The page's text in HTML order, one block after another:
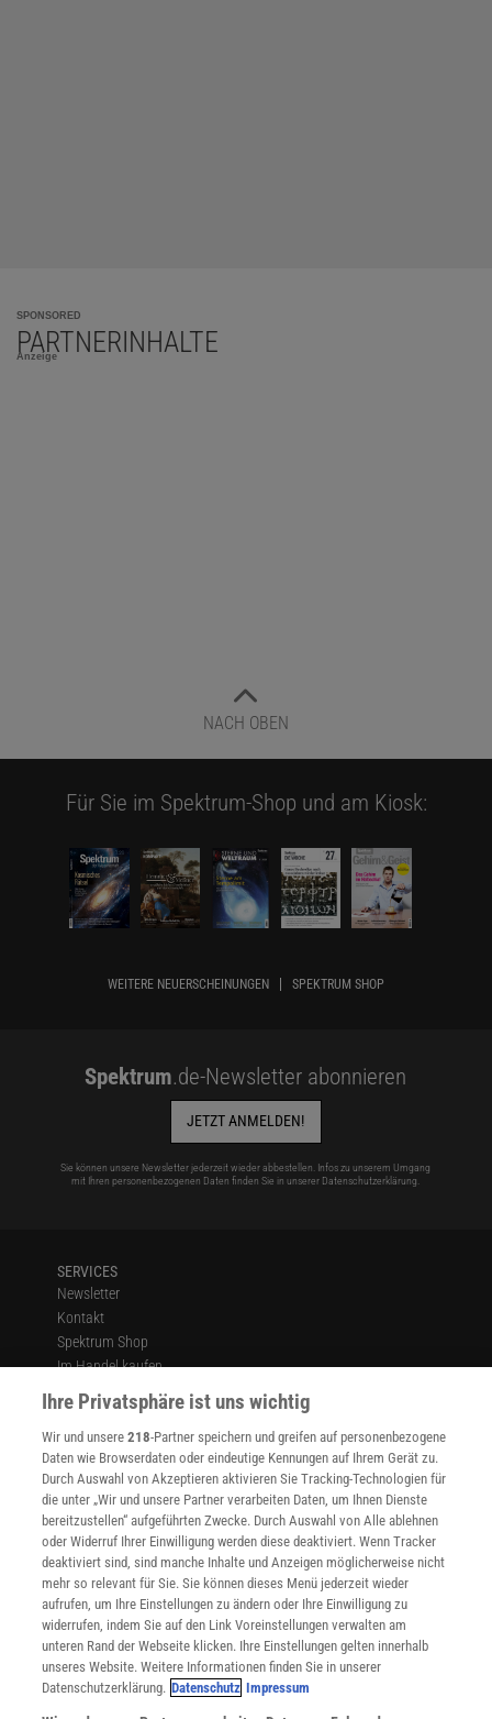
SPONSORED
PARTNERINHALTE
Anzeige
NACH OBEN
Für Sie im Spektrum-Shop und am Kiosk:
WEITERE NEUERSCHEINUNGEN SPEKTRUM SHOP
Spektrum.de-Newsletter abonnieren
JETZT ANMELDEN!
Sie können unsere Newsletter jederzeit wieder abbestellen. Infos zu unserem Umgang
mit Ihren personenbezogenen Daten finden Sie in unserer Datenschutzerklärung.
SERVICES
Newsletter
Kontakt
Spektrum Shop
Im Handel kaufen
Presse
Verträge kündigen
Widerruf
INFO
Mediadaten
Datenschutz
Nutzungsbedingungen
Cookie-Einstellungen
Utiq verwalten
Nutzungsbasierte Onlinewerbung
Alle Artikel
Impressum
Ihre Privatsphäre ist uns wichtig
Wir und unsere218-Partner speichern und greifen auf personenbezogene
Daten wie Browserdaten oder eindeutige Kennungen auf Ihrem Gerät zu.
Durch Auswahl von Akzeptieren aktivieren Sie Tracking-Technologien für
die unter „Wir und unsere Partner verarbeiten Daten, um Ihnen Dienste
bereitzustellen“ aufgeführten Zwecke. Durch Auswahl von Alle ablehnen
oder Widerruf Ihrer Einwilligung werden diese deaktiviert. Wenn Tracker
deaktiviert sind, sind manche Inhalte und Anzeigen möglicherweise nicht
mehr so relevant für Sie. Sie können dieses Menü jederzeit wieder
aufrufen, um Ihre Einstellungen zu ändern oder Ihre Einwilligung zu
widerrufen, indem Sie auf den Link Voreinstellungen verwalten am
unteren Rand der Webseite klicken. Ihre Einstellungen gelten innerhalb
unseres Website. Weitere Informationen finden Sie in unserer
Datenschutzerklärung. Datenschutz Impressum